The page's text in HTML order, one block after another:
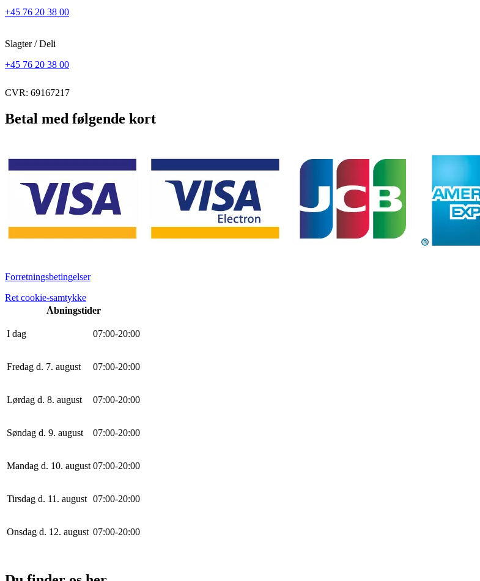
+45 76 20 38 00
Slagter / Deli
+45 76 20 38 00
CVR: 69167217
Betal med følgende kort
Forretningsbetingelser
Ret cookie-samtykke
Åbningstider
I dag 07:00-20:00
Fredag d. 7. august 07:00-20:00
Lørdag d. 8. august 07:00-20:00
Søndag d. 9. august 07:00-20:00
Mandag d. 10. august 07:00-20:00
Tirsdag d. 11. august 07:00-20:00
Onsdag d. 12. august 07:00-20:00